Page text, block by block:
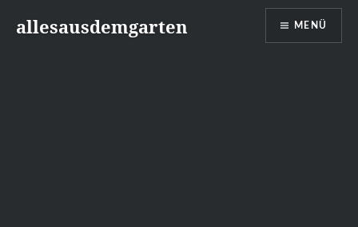
Inhaltallesausdemgarten MENÜ